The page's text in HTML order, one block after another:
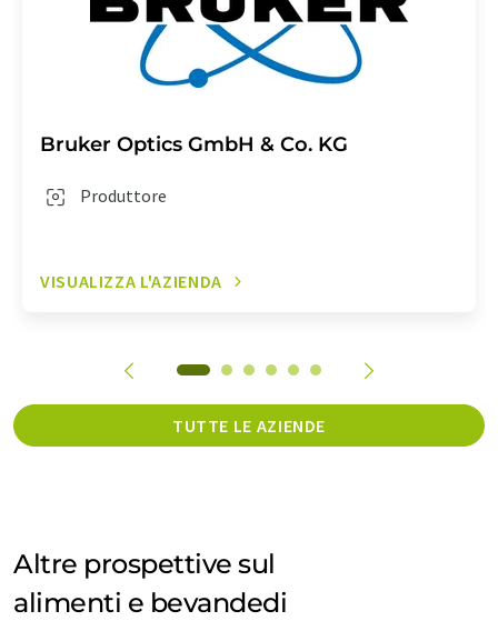
Bruker Optics GmbH & Co. KG
Produttore
VISUALIZZA L'AZIENDA
TUTTE LE AZIENDE
Altre prospettive sul
alimenti e bevandedi